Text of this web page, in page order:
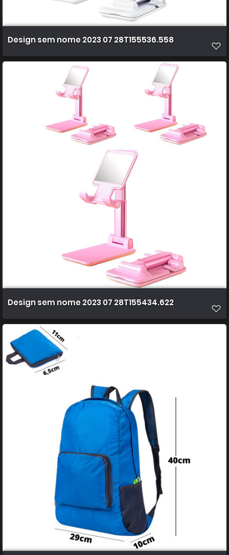
Design sem nome 2023 07 28T155536.558
Design sem nome 2023 07 28T155434.622